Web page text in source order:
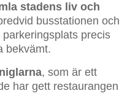
stadens liv och
busstationen och
precis
bekvämt.
, som är ett
har gett restaurangen